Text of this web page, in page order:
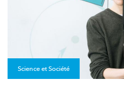
Science et Société